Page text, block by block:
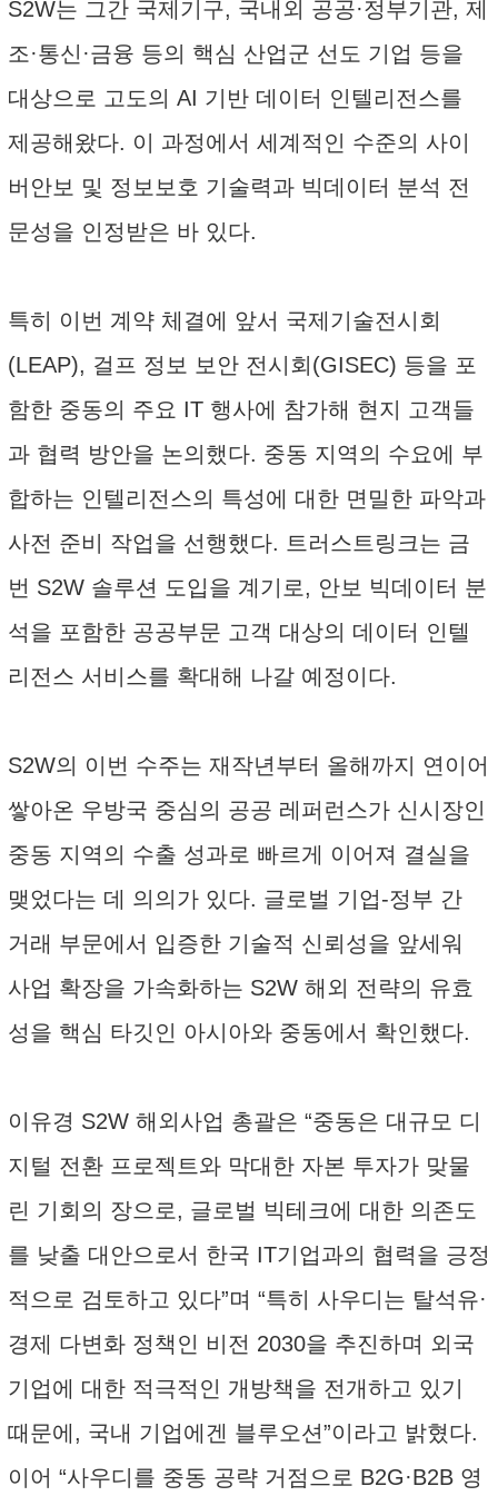
S2W는 그간 국제기구, 국내외 공공·정부기관, 제
조·통신·금융 등의 핵심 산업군 선도 기업 등을
대상으로 고도의 AI 기반 데이터 인텔리전스를
제공해왔다. 이 과정에서 세계적인 수준의 사이
버안보 및 정보보호 기술력과 빅데이터 분석 전
문성을 인정받은 바 있다.
특히 이번 계약 체결에 앞서 국제기술전시회
(LEAP), 걸프 정보 보안 전시회(GISEC) 등을 포
함한 중동의 주요 IT 행사에 참가해 현지 고객들
과 협력 방안을 논의했다. 중동 지역의 수요에 부
합하는 인텔리전스의 특성에 대한 면밀한 파악과
사전 준비 작업을 선행했다. 트러스트링크는 금
번 S2W 솔루션 도입을 계기로, 안보 빅데이터 분
석을 포함한 공공부문 고객 대상의 데이터 인텔
리전스 서비스를 확대해 나갈 예정이다.
S2W의 이번 수주는 재작년부터 올해까지 연이어
쌓아온 우방국 중심의 공공 레퍼런스가 신시장인
중동 지역의 수출 성과로 빠르게 이어져 결실을
맺었다는 데 의의가 있다. 글로벌 기업-정부 간
거래 부문에서 입증한 기술적 신뢰성을 앞세워
사업 확장을 가속화하는 S2W 해외 전략의 유효
성을 핵심 타깃인 아시아와 중동에서 확인했다.
이유경 S2W 해외사업 총괄은 “중동은 대규모 디
지털 전환 프로젝트와 막대한 자본 투자가 맞물
린 기회의 장으로, 글로벌 빅테크에 대한 의존도
를 낮출 대안으로서 한국 IT기업과의 협력을 긍정
적으로 검토하고 있다”며 “특히 사우디는 탈석유·
경제 다변화 정책인 비전 2030을 추진하며 외국
기업에 대한 적극적인 개방책을 전개하고 있기
때문에, 국내 기업에겐 블루오션”이라고 밝혔다.
이어 “사우디를 중동 공략 거점으로 B2G·B2B 영